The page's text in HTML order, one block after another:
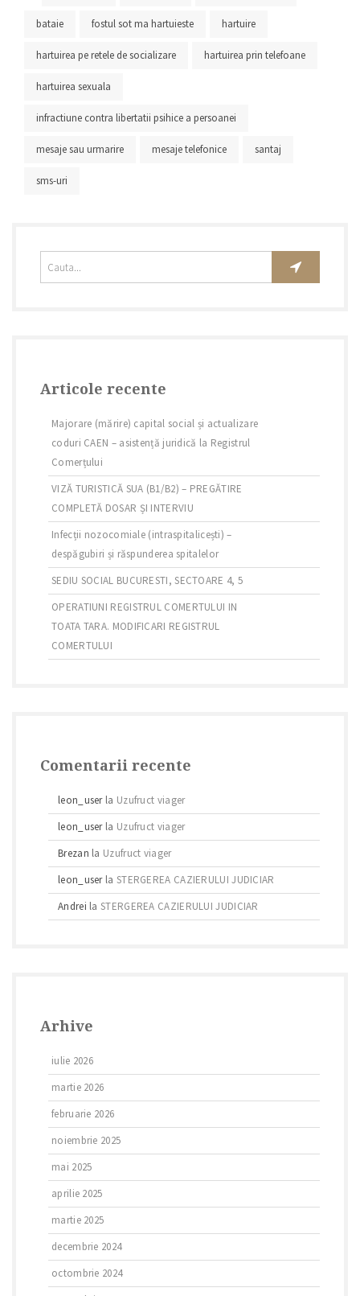
bataie fostul sot ma hartuieste hartuire
hartuirea pe retele de socializare hartuirea prin telefoane
hartuirea sexuala
infractiune contra libertatii psihice a persoanei
mesaje sau urmarire mesaje telefonice santaj
sms-uri
Articole recente
Majorare (mărire) capital social și actualizare
coduri CAEN – asistență juridică la Registrul
Comerțului
VIZĂ TURISTICĂ SUA (B1/B2) – PREGĂTIRE
COMPLETĂ DOSAR ȘI INTERVIU
Infecții nozocomiale (intraspitalicești) –
despăgubiri și răspunderea spitalelor
SEDIU SOCIAL BUCURESTI, SECTOARE 4, 5
OPERATIUNI REGISTRUL COMERTULUI IN
TOATA TARA. MODIFICARI REGISTRUL
COMERTULUI
Comentarii recente
leon_userla Uzufruct viager
leon_userla Uzufruct viager
Brezan la Uzufruct viager
leon_userla STERGEREA CAZIERULUI JUDICIAR
Andrei laSTERGEREA CAZIERULUI JUDICIAR
Arhive
iulie 2026
martie 2026
februarie 2026
noiembrie 2025
mai 2025
aprilie 2025
martie 2025
decembrie 2024
octombrie 2024